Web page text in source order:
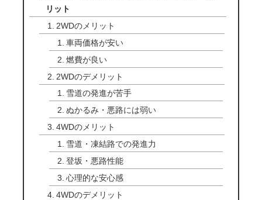
リット
2WDのメリット
車両価格が安い
燃費が良い
2WDのデメリット
雪道の発進が苦手
ぬかるみ・悪路には弱い
4WDのメリット
雪道・凍結路での発進力
登坂・悪路性能
心理的な安心感
4WDのデメリット